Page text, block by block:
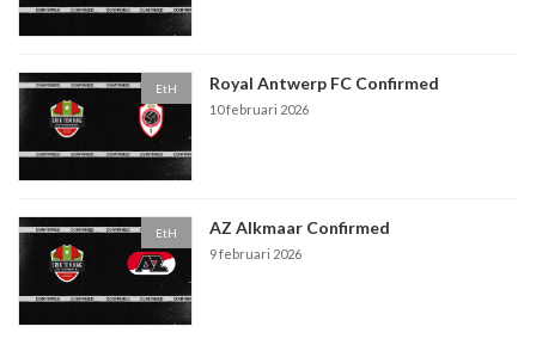
EtH Royal Antwerp FC Confirmed
10 februari 2026
EtH AZ Alkmaar Confirmed
9 februari 2026